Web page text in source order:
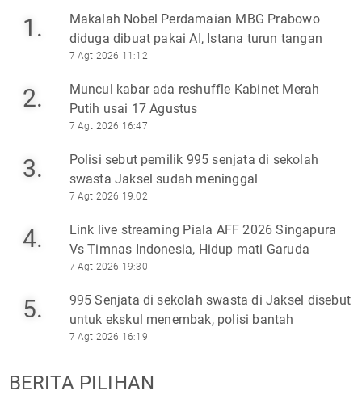
1.
Makalah Nobel Perdamaian MBG Prabowo
diduga dibuat pakai AI, Istana turun tangan
7 Agt 2026 11:12
2.
Muncul kabar ada reshuffle Kabinet Merah
Putih usai 17 Agustus
7 Agt 2026 16:47
3.
Polisi sebut pemilik 995 senjata di sekolah
swasta Jaksel sudah meninggal
7 Agt 2026 19:02
4.
Link live streaming Piala AFF 2026 Singapura
Vs Timnas Indonesia, Hidup mati Garuda
7 Agt 2026 19:30
5.
995 Senjata di sekolah swasta di Jaksel disebut
untuk ekskul menembak, polisi bantah
7 Agt 2026 16:19
BERITA PILIHAN